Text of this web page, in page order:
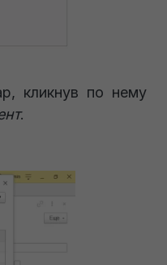
кликнув по нему
.